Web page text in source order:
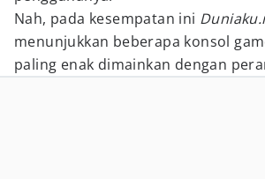
Nah, pada kesempatan ini
menunjukkan beberapa konsol
paling enak dimainkan dengan